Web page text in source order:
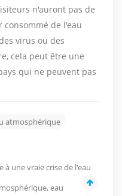
n'auront pas de
consommé de l'eau
virus ou des
cela peut être une
qui ne peuvent pas
atmosphérique
à une vraie crise de l'eau
eau